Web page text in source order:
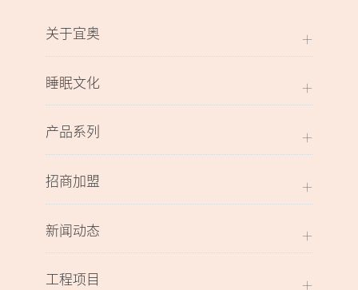
关于宜奥
睡眠文化
产品系列
招商加盟
新闻动态
工程项目